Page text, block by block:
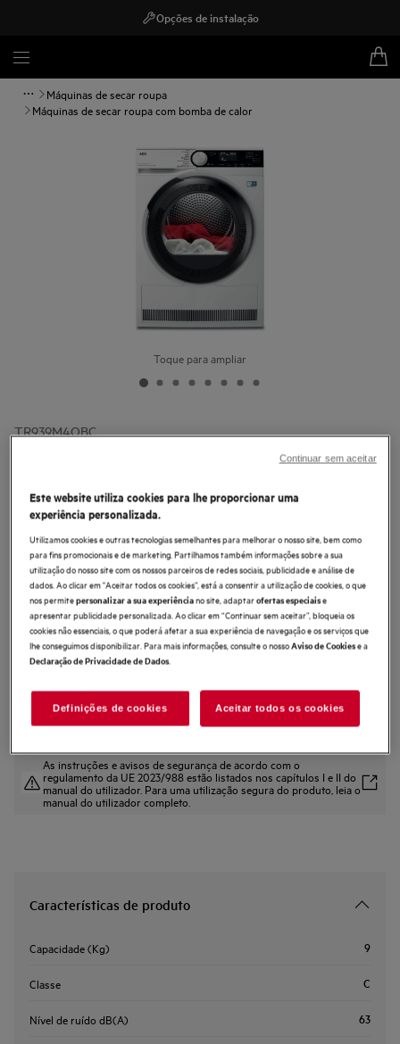
Opções de instalação
Máquinas de secar roupa
Máquinas de secar roupa com bomba de calor
Toque para ampliar
TR939M4OBC
Máquina de secar roupa Bomba de
4.8 (399)
Ficha de informação do produto
Benefícios
Máquina de secar AEG Série 9000 AbsoluteCare® plus: cada fibra
verificada e protegida
Tecnologia 3DScan: edredões e blusões uniformemente secos
As instruções e avisos de segurança de acordo com o
regulamento da UE 2023/988 estão listados nos capítulos I e II do
manual do utilizador. Para uma utilização segura do produto, leia o
manual do utilizador completo.
Características de produto
Capacidade (Kg) 9
Classe C
Nível de ruído dB(A) 63
Este website utiliza cookies para lhe proporcionar uma
experiência personalizada.
Utilizamos cookies e outras tecnologias semelhantes para melhorar o nosso site, bem como
para fins promocionais e de marketing. Partilhamos também informações sobre a sua
utilização do nosso site com os nossos parceiros de redes sociais, publicidade e análise de
dados. Ao clicar em "Aceitar todos os cookies”, está a consentir a utilização de cookies, o que
nos permitepersonalizar a sua experiênciano site, adaptarofertas especiaise
apresentar publicidade personalizada. Ao clicar em “Continuar sem aceitar”, bloqueia os
cookies não essenciais, o que poderá afetar a sua experiência de navegação e os serviços que
lhe conseguimos disponibilizar. Para mais informações, consulte o nossoAviso de Cookiese a
Declaração de Privacidade de Dados.
Definições de cookies Aceitar todos os cookies
Continuar sem aceitar